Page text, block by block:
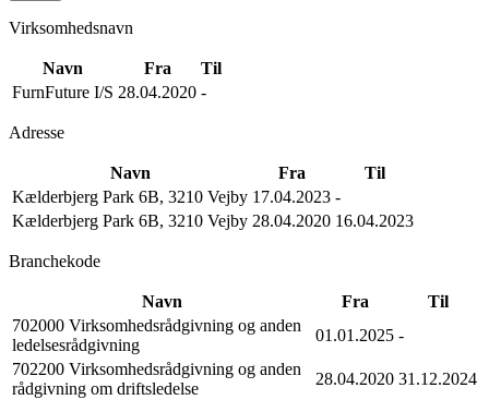
Virksomhedsnavn
Navn Fra
Til
FurnFuture I/S 28.04.2020 -
Adresse
Navn Fra
Til
Kælderbjerg Park 6B, 3210 Vejby 17.04.2023 -
Kælderbjerg Park 6B, 3210 Vejby 28.04.2020 16.04.2023
Branchekode
Navn Fra
Til
702000 Virksomhedsrådgivning og anden
ledelsesrådgivning
01.01.2025 -
702200 Virksomhedsrådgivning og anden
rådgivning om driftsledelse
28.04.2020 31.12.2024